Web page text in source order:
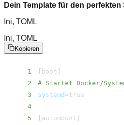
Dein Template für den perfekten
Ini, TOML
Ini, TOML
Kopieren
1 boot
2
# Startet Docker/​
3
systemd =
4
5
automount